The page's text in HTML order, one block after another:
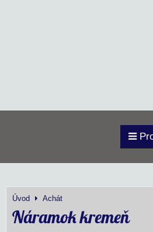
Úvod Achát
Náramok kremeň